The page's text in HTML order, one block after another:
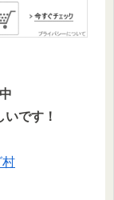
です！
村